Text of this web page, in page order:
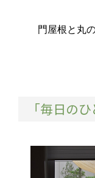
門屋根と丸
「毎日の